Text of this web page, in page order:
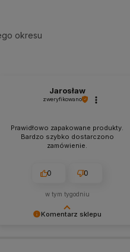
okresu
Komentarz sklepu
Jarosław
zweryfikowano
Prawidłowo zapakowane produkty.
Bardzo szybko dostarczono
zamówienie.
0 0
w tym tygodniu